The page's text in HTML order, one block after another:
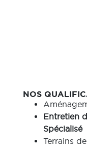
NOS
Entretien
Spécialisé
Terrains